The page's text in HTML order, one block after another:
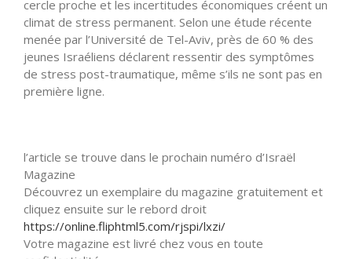
cercle proche et les incertitudes économiques créent un
climat de stress permanent. Selon une étude récente
menée par l’Université de Tel-Aviv, près de 60 % des
jeunes Israéliens déclarent ressentir des symptômes
de stress post-traumatique, même s’ils ne sont pas en
première ligne.
l’article se trouve dans le prochain numéro d’Israël
Magazine
Découvrez un exemplaire du magazine gratuitement et
cliquez ensuite sur le rebord droit
https://online.fliphtml5.com/rjspi/lxzi/
Votre magazine est livré chez vous en toute